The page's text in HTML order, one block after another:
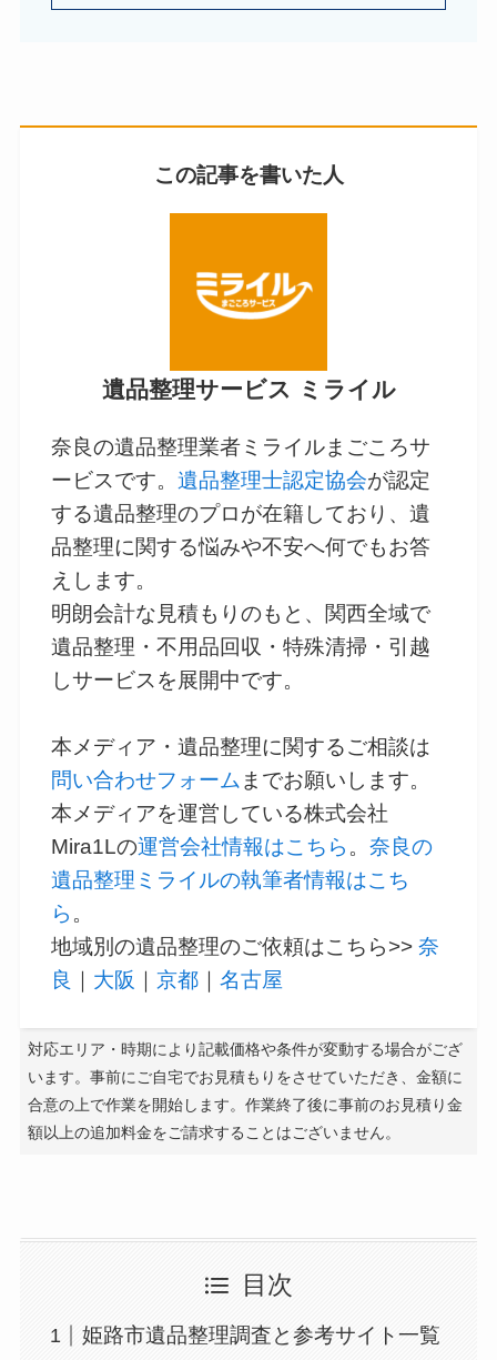
この記事を書いた人
遺品整理サービス ミライル
奈良の遺品整理業者ミライルまごころサ
ービスです。遺品整理士認定協会が認定
する遺品整理のプロが在籍しており、遺
品整理に関する悩みや不安へ何でもお答
えします。
明朗会計な見積もりのもと、関西全域で
遺品整理・不用品回収・特殊清掃・引越
しサービスを展開中です。
本メディア・遺品整理に関するご相談は
問い合わせフォーム までお願いします。
本メディアを運営している株式会社
Mira1Lの運営会社情報はこちら 。奈良の
遺品整理ミライルの執筆者情報はこち
ら 。
地域別の遺品整理のご依頼はこちら>>奈
良 ｜ 大阪 ｜京都 ｜名古屋
対応エリア・時期により記載価格や条件が変動する場合がござ
います。事前にご自宅でお見積もりをさせていただき、金額に
合意の上で作業を開始します。作業終了後に事前のお見積り金
額以上の追加料金をご請求することはございません。
目次
姫路市遺品整理調査と参考サイト一覧